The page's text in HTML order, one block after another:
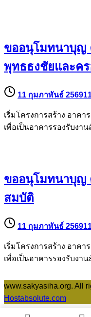
ขออนุโมทนาบุ
พุทธธงชัยและค
11 กุมภาพันธ์ 2569
เริ่มโครงการสร้าง อาคา
เพื่อเป็นอาคารรองรับงา
ขออนุโมทนาบุญ
สมบัติ
11 กุมภาพันธ์ 2569
เริ่มโครงการสร้าง อาคา
เพื่อเป็นอาคารรองรับงา
www.sakyasiha.org. All
Hostabsolute.com